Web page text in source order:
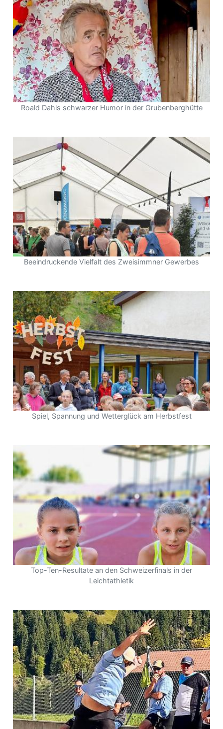
Roald Dahls schwarzer Humor in der Grubenberghütte
Beeindruckende Vielfalt des Zweisimmner Gewerbes
Spiel, Spannung und Wetterglück am Herbstfest
Top-Ten-Resultate an den Schweizerfinals in der
Leichtathletik